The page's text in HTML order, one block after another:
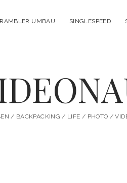
UMBAU SINGLESPEED
/ BACKPACKING / LIFE / PHOTO /